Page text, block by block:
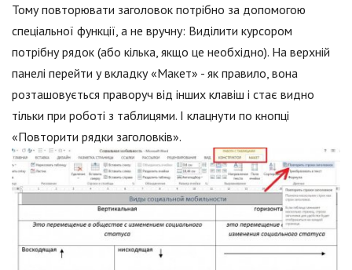
Тому повторювати заголовок потрібно за допомогою
спеціальної функції, а не вручну: Виділити курсором
потрібну рядок (або кілька, якщо це необхідно). На верхній
панелі перейти у вкладку «Макет» - як правило, вона
розташовується праворуч від інших клавіш і стає видно
тільки при роботі з таблицями. І клацнути по кнопці
«Повторити рядки заголовків».